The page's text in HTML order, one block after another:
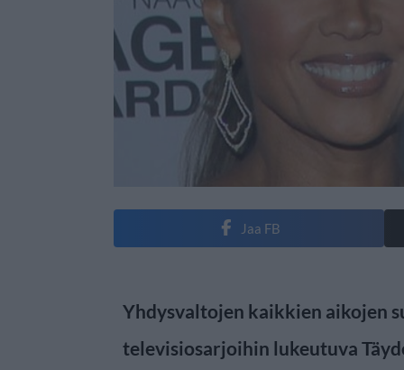
Jaa FB
Yhdysvaltojen kaikkien aikojen
televisiosarjoihin lukeutuva